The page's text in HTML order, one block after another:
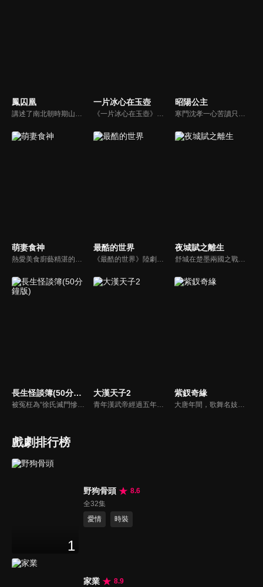
鳳囚凰
講述了南北朝時期山陰公主劉楚玉及門客容止之間發生的一系列權謀愛情故事。
一片冰心在玉壺
《一片冰心在玉壺》陸劇線上看。勵志成為江湖第一俠盜的天才少女莫研（張慧雯），為了給蒙冤入獄的五師兄翻案，來到開封府成為女捕快，並與南俠展昭（吳希澤）結為歡喜冤家，兩人一路揭露層層陰謀的故事。
昭陽公主
寒門沈孝一心苦讀只為入朝為官，查清父親死因，卻意外與昭陽公主李述一夜春風後又被其棄之。不久後他高中狀元，新考鹿鳴宴沈孝面聖，第一道奏疏就是彈劾這位「驕奢淫逸」的公主。兩人從相殺到相惜，相互欣賞生出情愫。從對立到聯手，兩人在並肩對抗的路上，意識到只有國泰民安才能有個人命運的安好 。
萌妻食神
熱愛美食廚藝精湛的現代少女葉佳瑤，陰錯陽差之下穿越到了古代，還被綁匪綁到黑風寨，被迫嫁給原為世子爺的黑風寨主當家夏淳於！黑風寨被攻破後，葉佳瑤女扮男裝來到京城，憑藉精湛的廚藝成為京城飲食界的霸主。而夏淳于與葉佳瑤兩人在京城重逢之後，捲入奪嫡事件，克服了重重困難，與葉佳瑤終成眷屬。
最酷的世界
《最酷的世界》陸劇線上看。劇情講述一心想在新聞領域出人頭地的草根女孩滕小小（周雨彤），因公司突遭新媒體Yo傳媒收購，不得不從實習生重新做起，她在傳統媒體與新媒體的身份轉型中努力不懈、勇敢逐夢，歷經成長，最終收穫事業和愛情 。
夜城賦之離生
舒城在楚墨兩國之戰中落敗，並成為了墨國五皇女莫茴的魂器。失去自我意識的舒城跟隨姐姐莫茹回到墨國，面對失而復得的妹妹，莫茹欣喜又憂慮。為了保護親人和國家她棄醫從戎，甚至為了保護莫茴不惜被砍掉一條手臂，然而這一切都阻擋不了局勢的動盪不安...
長生怪談簿(50分鐘版)
被冤枉為“徐氏滅門慘案”兇手的主人公在多年後深陷倖存者的複仇圈套，成功說服其共同對抗真兇，並找出真相的故事。整個故事發生在一個荒山客棧，眾人鬥智斗勇，一步步揭開每個人的秘密，還原案件本來面目。
大漢天子2
青年漢武帝經過五年執政，平息後宮勢力、抗拒外患入侵、粉碎政變陰謀，坐穩了皇帝寶座，正是開展雄才大略之時。能臣汲黯受到賞識，並引薦另一位奇才主父偃，漢武帝視其張固再世，委以重任。國力強盛使漢武帝屢屢北伐外族，只是規模巨大的戰爭使漢室逐漸捉襟見肘，諸侯勢力蠢蠢欲動。
紫釵奇緣
大唐年間，歌舞名妓霍小玉、風流俠客納蘭東、書香才子李益和巾幗紅顏盧靖瀾為首的風騷人物，彼此錯綜複雜的命運與感情糾葛。一場指腹為婚的誤會，造成浪漫卻無果的錯點鴛鴦，他們在階級差異與強權壓迫中勇於追求真愛，在宮廷權謀與世俗現實的拉扯中身不由己地被推向命運的叉路...
戲劇排行榜
1
野狗骨頭
8.6
全32集
愛情
時裝
家業
8.9